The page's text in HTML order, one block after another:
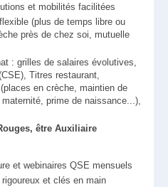
et mobilités facilitées
(plus de temps libre ou
près de chez soi, mutuelle
: grilles de salaires évolutives,
Titres restaurant,
en crèche, maintien de
prime de naissance...),
être Auxiliaire
et webinaires QSE mensuels
et clés en main